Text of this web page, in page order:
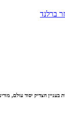
ברלנד